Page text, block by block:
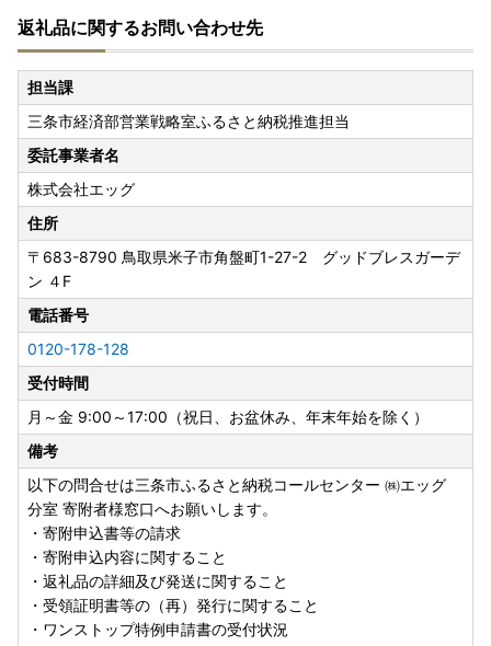
返礼品に関するお問い合わせ先
担当課
三条市経済部営業戦略室ふるさと納税推進担当
委託事業者名
株式会社エッグ
住所
〒683-8790 鳥取県米子市角盤町1-27-2 グッドブレスガーデ
ン ４F
電話番号
0120-178-128
受付時間
月～金 9:00～17:00（祝日、お盆休み、年末年始を除く）
備考
以下の問合せは三条市ふるさと納税コールセンター ㈱エッグ
分室 寄附者様窓口へお願いします。
・寄附申込書等の請求
・寄附申込内容に関すること
・返礼品の詳細及び発送に関すること
・受領証明書等の（再）発行に関すること
・ワンストップ特例申請書の受付状況